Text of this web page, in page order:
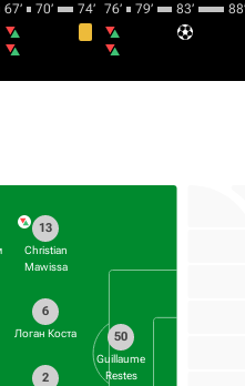
67‎’‎ 70‎’‎ 74‎’‎ 76‎’‎ 79‎’‎ 83‎’‎ 88‎’‎
50
Guillaume
Restes
13
Christian
Mawissa
6
Логан Коста
2